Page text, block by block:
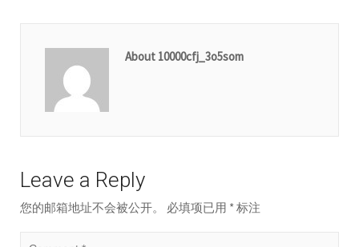
About 10000cfj_3o5som
Leave a Reply
您的邮箱地址不会被公开。 必填项已用 *标注